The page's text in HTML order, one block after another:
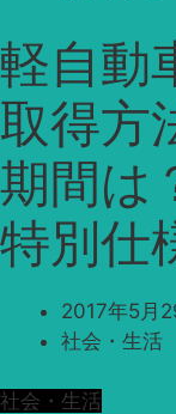
軽自動
取得方
期間は
特別仕
2017年5月
社会・生活
社会・生活